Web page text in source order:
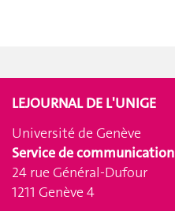
LEJOURNAL DE L'UNIGE
Université de Genève
Service de communication
24 rue Général-Dufour
1211 Genève 4